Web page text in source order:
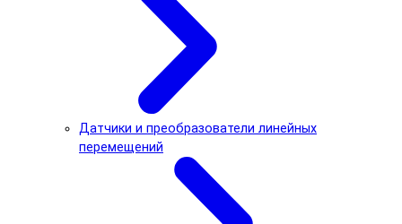
Датчики и преобразователи линейных
перемещений